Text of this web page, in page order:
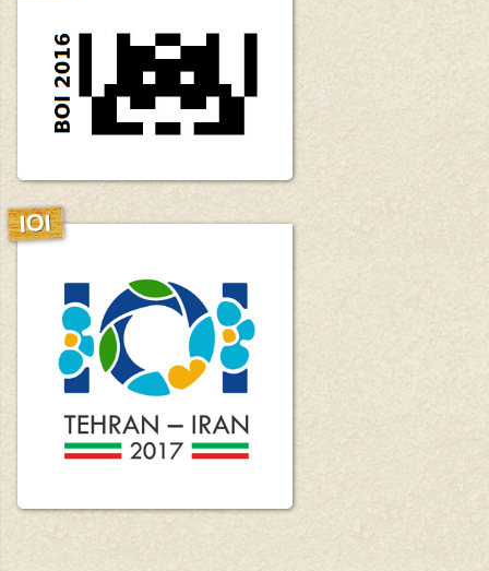
IOI